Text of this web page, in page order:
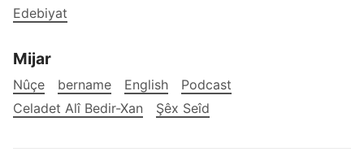
Edebiyat
Mijar
Nûçe bername English
Podcast
Celadet Alî Bedir-Xan
Şêx Seîd